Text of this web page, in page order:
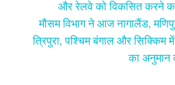
और रेलवे को विकसित करने का
Next
मौसम विभाग ने आज नागालैंड,
त्रिपुरा, पश्चिम बंगाल और सिक्किम
का अनुमान